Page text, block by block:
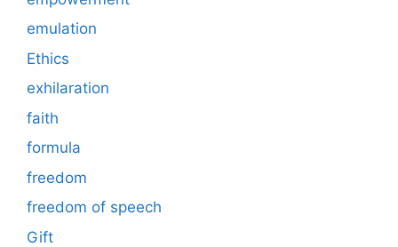
emulation
Ethics
exhilaration
faith
formula
freedom
freedom of speech
Gift